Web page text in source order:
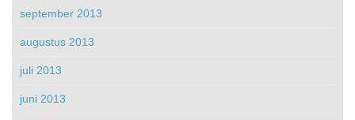
september 2013
augustus 2013
juli 2013
juni 2013